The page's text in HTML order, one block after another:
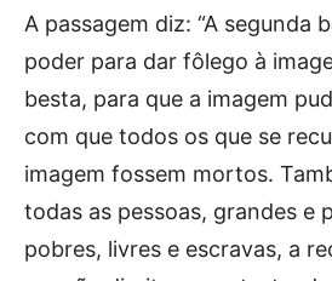
A passagem diz: “A segunda
poder para dar fôlego à
besta, para que a imagem
com que todos os que se
imagem fossem mortos.
todas as pessoas, grandes e
pobres, livres e escravas, a